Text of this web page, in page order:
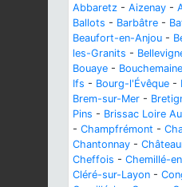
Abbaretz - Aizenay -
Ballots - Barbâtre -
Beaufort-en-Anjou -
les-Granits -
Bouaye - Bouchemaine
Ifs - Bourg-l'Évêque -
Brem-sur-Mer -
Pins - Brissac Loire
- Champfrémont -
Chantonnay -
Cheffois - Chemillé-
Cléré-sur-Layon -